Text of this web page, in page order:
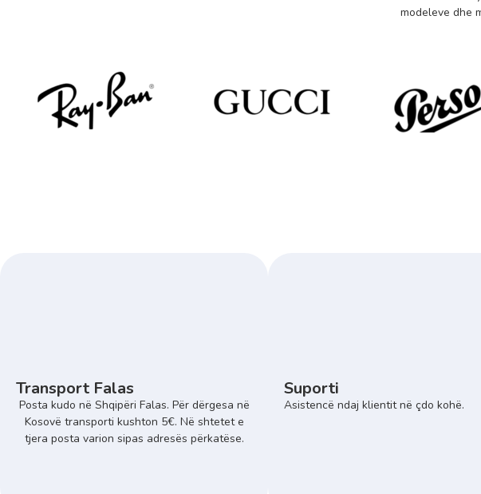
modeleve dhe
Transport Falas
Posta kudo në Shqipëri Falas. Për dërgesa në
Kosovë transporti kushton 5€. Në shtetet e
tjera posta varion sipas adresës përkatëse.
Suporti
Asistencë ndaj klientit në çdo kohë.